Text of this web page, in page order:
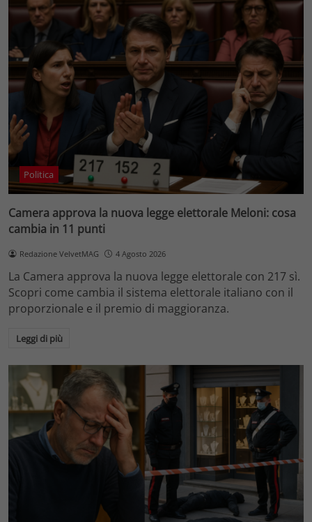
Politica
Camera approva la nuova legge elettorale Meloni: cosa
cambia in 11 punti
Redazione VelvetMAG 4 Agosto 2026
La Camera approva la nuova legge elettorale con 217 sì.
Scopri come cambia il sistema elettorale italiano con il
proporzionale e il premio di maggioranza.
Leggi di più